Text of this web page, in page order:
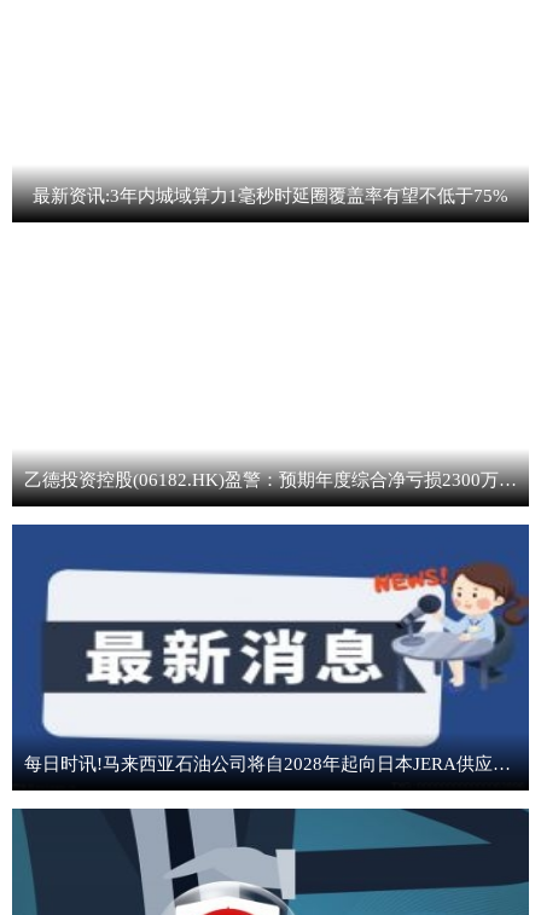
最新资讯:3年内城域算力1毫秒时延圈覆盖率有望不低于75%
乙德投资控股(06182.HK)盈警：预期年度综合净亏损2300万港元至2700万港元-焦点简讯
每日时讯!马来西亚石油公司将自2028年起向日本JERA供应液化天然气